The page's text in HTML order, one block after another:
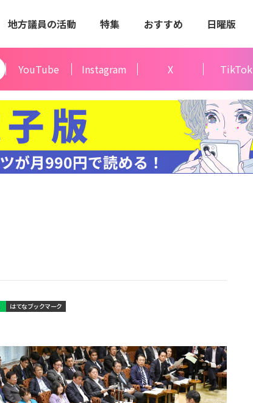
地方議員の活動 特集 おすすめ 日曜版
YouTube Instagram X TikTok
はてなブックマーク